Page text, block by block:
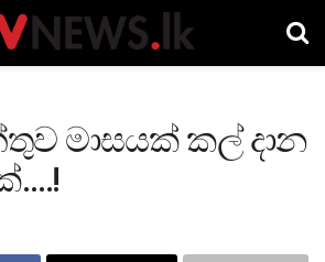
මාසයක් කල් දාන